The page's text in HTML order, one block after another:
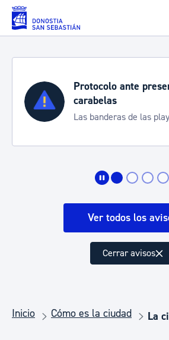
Saltar al contenido principal
Protocolo ante
carabelas
Las banderas de las
Ver todos los
Cerrar avisos
Inicio Cómo es la ciudad La